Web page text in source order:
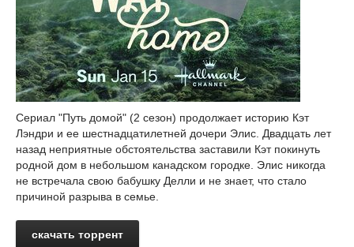
Сериал "Путь домой" (2 сезон) продолжает историю Кэт
Лэндри и ее шестнадцатилетней дочери Элис. Двадцать лет
назад неприятные обстоятельства заставили Кэт покинуть
родной дом в небольшом канадском городке. Элис никогда
не встречала свою бабушку Делли и не знает, что стало
причиной разрыва в семье.
скачать торрент